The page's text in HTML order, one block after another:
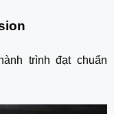
trình đạt chuẩn